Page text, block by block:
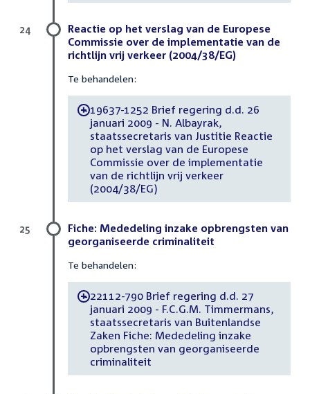
Reactie op het verslag van de Europese
Commissie over de implementatie van de
richtlijn vrij verkeer (2004/38/EG)
Te behandelen:
-19637-1252 Brief regering d.d. 26
januari 2009 - N. Albayrak,
staatssecretaris van Justitie Reactie
op het verslag van de Europese
Commissie over de implementatie
van de richtlijn vrij verkeer
(2004/38/EG)
24
Fiche: Mededeling inzake opbrengsten van
georganiseerde criminaliteit
Te behandelen:
-22112-790 Brief regering d.d. 27
januari 2009 - F.C.G.M. Timmermans,
staatssecretaris van Buitenlandse
Zaken Fiche: Mededeling inzake
opbrengsten van georganiseerde
criminaliteit
25